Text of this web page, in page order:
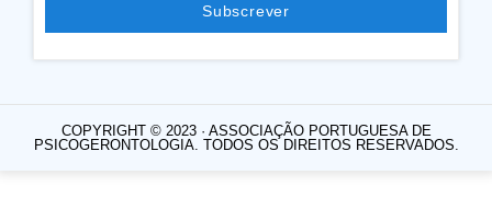
Subscrever
COPYRIGHT © 2023 · ASSOCIAÇÃO PORTUGUESA DE
PSICOGERONTOLOGIA. TODOS OS DIREITOS RESERVADOS.